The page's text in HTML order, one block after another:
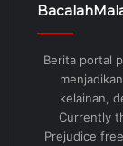
Berita portal
kelainan,
Currently
Prejudice